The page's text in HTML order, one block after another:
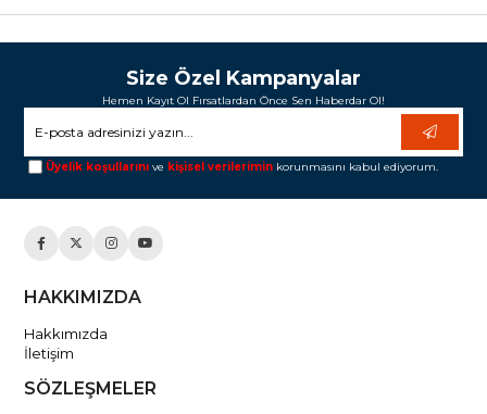
Size Özel Kampanyalar
Hemen Kayıt Ol Fırsatlardan Önce Sen Haberdar Ol!
Üyelik koşullarını ve kişisel verilerimin korunmasını kabul ediyorum.
HAKKIMIZDA
Hakkımızda
İletişim
SÖZLEŞMELER